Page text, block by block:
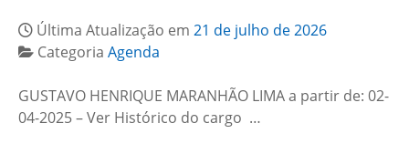
Última Atualização em 21 de julho de 2026
Categoria Agenda
GUSTAVO HENRIQUE MARANHÃO LIMA a partir de: 02-
04-2025 – Ver Histórico do cargo …